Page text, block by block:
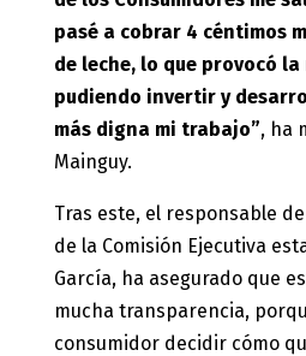
pasé a cobrar 4 céntimos
de leche, lo que provocó
pudiendo invertir y
más digna mi trabajo”, ha
Mainguy.
Tras este, el responsable
de la Comisión Ejecutiva
García, ha asegurado que
mucha transparencia,
consumidor decidir cómo